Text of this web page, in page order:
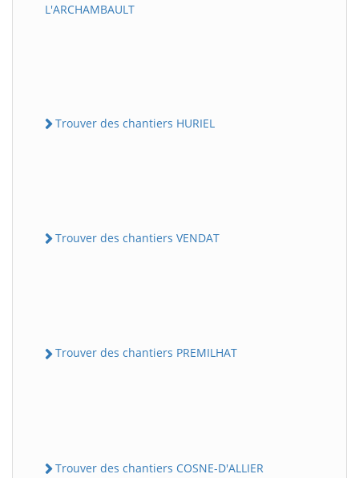
L'ARCHAMBAULT
Trouver des chantiers HURIEL
Trouver des chantiers VENDAT
Trouver des chantiers PREMILHAT
Trouver des chantiers COSNE-D'ALLIER